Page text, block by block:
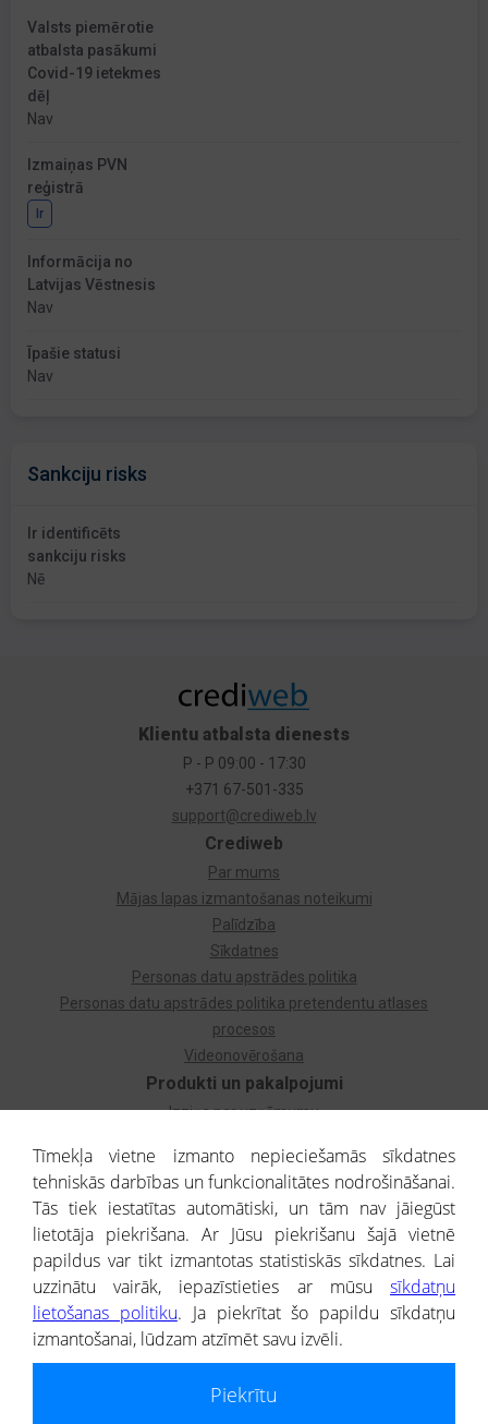
Valsts piemērotie
atbalsta pasākumi
Covid-19 ietekmes
dēļ
Nav
Izmaiņas PVN
reģistrā
Ir
Informācija no
Latvijas Vēstnesis
Nav
Īpašie statusi
Nav
Sankciju risks
Ir identificēts
sankciju risks
Nē
Produkti un pakalpojumi
Izziņa par uzņēmumu
Dzimtas koks
Uzņēmumu atlase
Monitorings
Kredītizziņa par ārvalstu uzņēmumiem
Crediweb
Par mums
Mājas lapas izmantošanas noteikumi
Palīdzība
Sīkdatnes
Personas datu apstrādes politika
Personas datu apstrādes politika pretendentu atlases
procesos
Videonovērošana
Klientu atbalsta dienests
P - P 09:00 - 17:30
+371 67-501-335
support@crediweb.lv
® CREDITREFORM Latvija
SIA
Tīmekļa vietne izmanto nepieciešamās sīkdatnes
tehniskās darbības un funkcionalitātes nodrošināšanai.
Tās tiek iestatītas automātiski, un tām nav jāiegūst
lietotāja piekrišana. Ar Jūsu piekrišanu šajā vietnē
papildus var tikt izmantotas statistiskās sīkdatnes. Lai
uzzinātu vairāk, iepazīstieties ar mūsu sīkdatņu
lietošanas politiku. Ja piekrītat šo papildu sīkdatņu
izmantošanai, lūdzam atzīmēt savu izvēli.
Piekrītu